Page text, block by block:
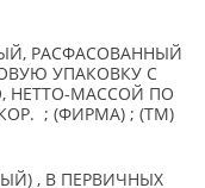
РАСФАСОВАННЫЙ
УПАКОВКУ С
НЕТТО-МАССОЙ ПО
; (ФИРМА) ; (TM)
, В ПЕРВИЧНЫХ